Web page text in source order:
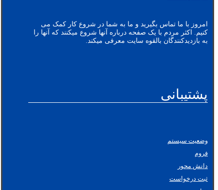
امروز با ما تماس بگیرید و ما به شما در شروع کار کمک می
کنیم. اکثر مردم با یک صفحه درباره آنها شروع میکنند که آنها را
به بازدیدکنندگان بالقوه سایت معرفی میکند.
پشتیبانی
وضعیت سیستم
فروم
دانش محور
ثبت درخواست